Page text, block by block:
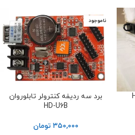
ناموجود
برد سه ردیفه کنترولر تابلوروان
HD-U6B
۳۵۰,۰۰۰ تومان